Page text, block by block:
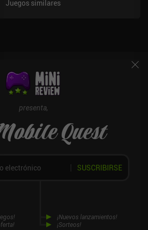
amenaza», lo que puede dar lugar a
todo lo que hacemos impulsa algún tipo
es lo suficientemente rápido como para
Hacking Destiny es un
como para iOS. Puede que no
pero es una sorpresa ingeniosa y
Una elección sólida si te apetece un
en partidas.
Juegos similares
presenta,
Quest
¡Nuevos lanzamientos!
¡Sorteos!
SUSCRIBIRSE